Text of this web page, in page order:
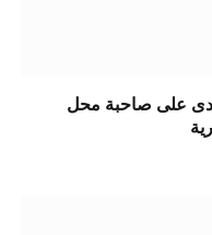
على صاحبة محل